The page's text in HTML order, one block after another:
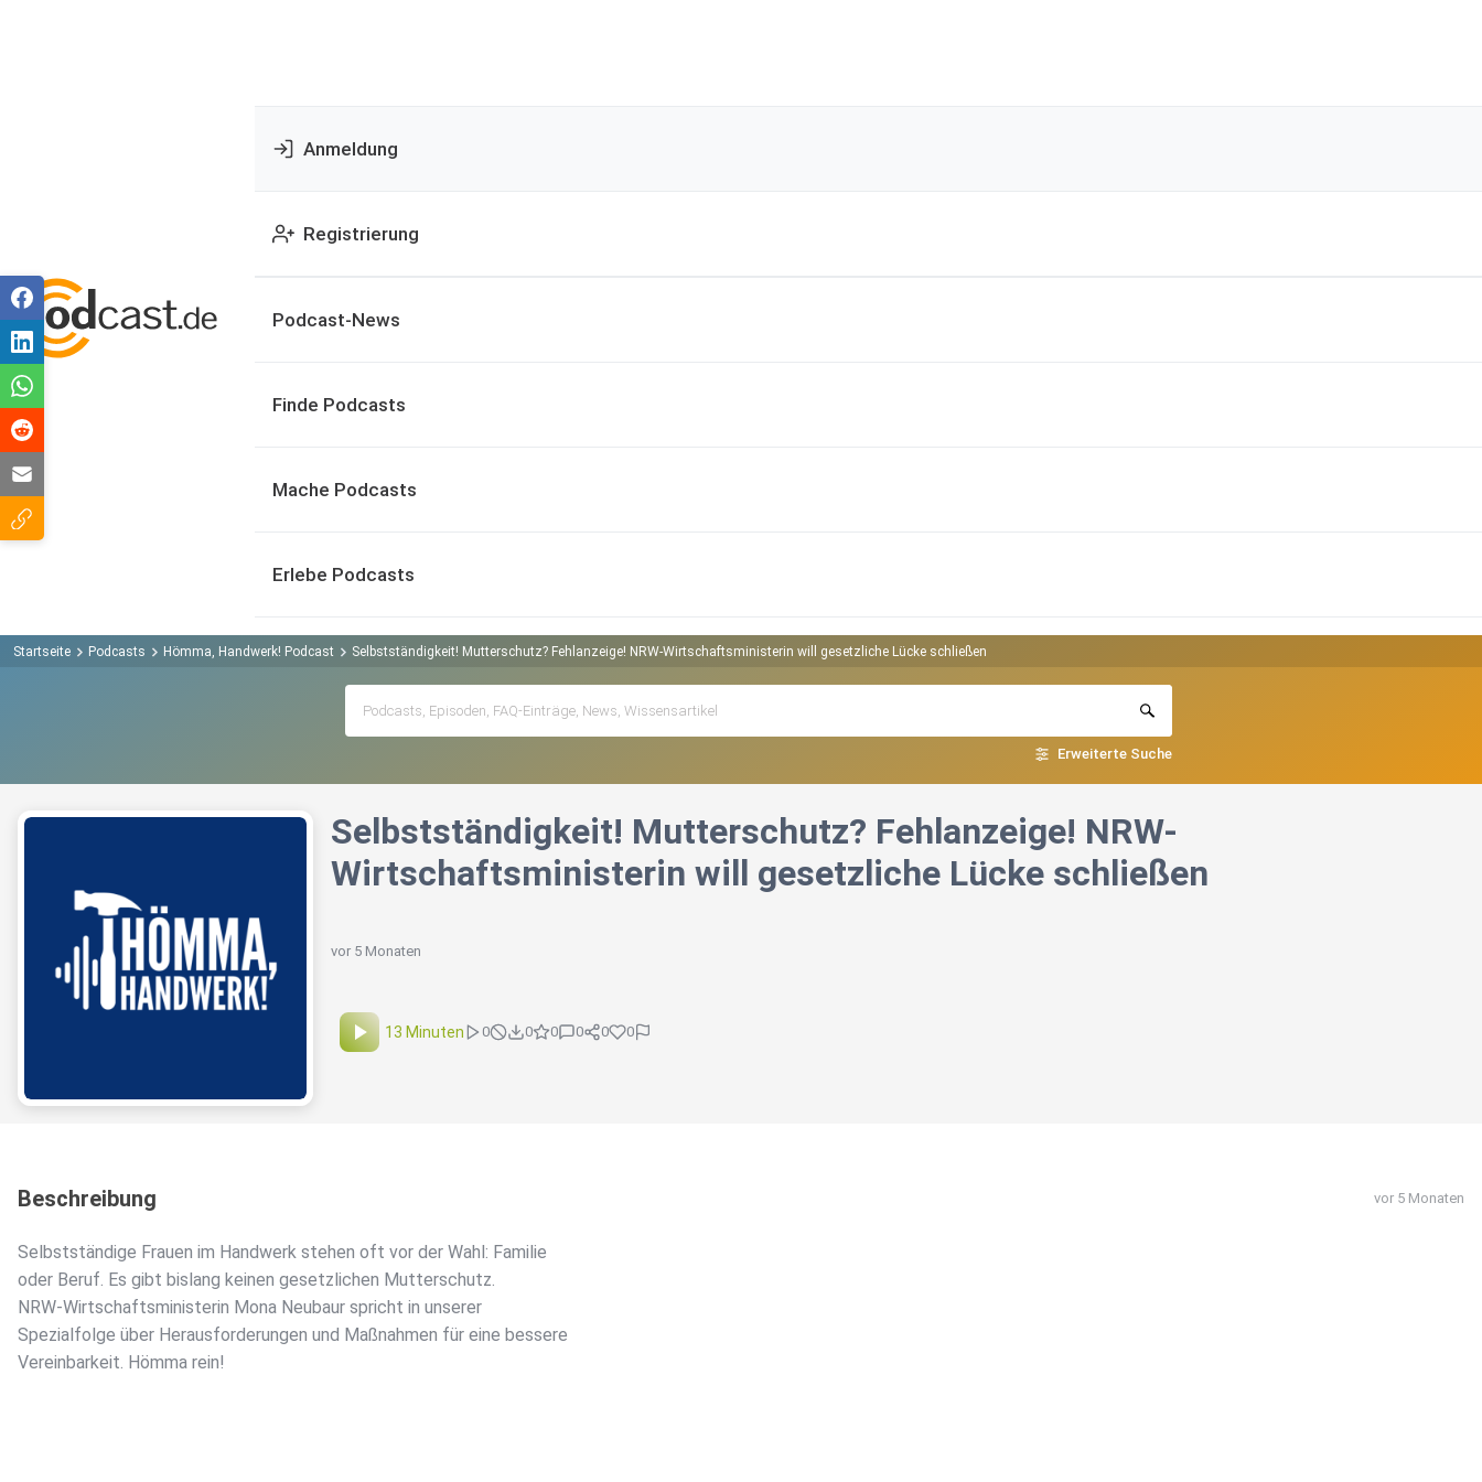
Anmeldung
Registrierung
Podcast-News
Finde Podcasts
Mache Podcasts
Erlebe Podcasts
Startseite Podcasts Hömma, Handwerk! Podcast Selbstständigkeit! Mutterschutz? Fehlanzeige! NRW-Wirtschaftsministerin will gesetzliche Lücke schließen
Erweiterte Suche
Selbstständigkeit! Mutterschutz? Fehlanzeige! NRW-
Wirtschaftsministerin will gesetzliche Lücke schließen
vor 5 Monaten
13 Minuten 0 0 0 0 0 0
Beschreibung vor 5 Monaten
Selbstständige Frauen im Handwerk stehen oft vor der Wahl: Familie
oder Beruf. Es gibt bislang keinen gesetzlichen Mutterschutz.
NRW-Wirtschaftsministerin Mona Neubaur spricht in unserer
Spezialfolge über Herausforderungen und Maßnahmen für eine bessere
Vereinbarkeit. Hömma rein!